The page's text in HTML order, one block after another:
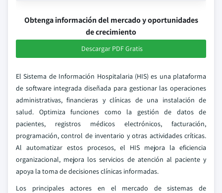
Obtenga información del mercado y oportunidades
de crecimiento
Descargar PDF Gratis
El Sistema de Información Hospitalaria (HIS) es una plataforma
de software integrada diseñada para gestionar las operaciones
administrativas, financieras y clínicas de una instalación de
salud. Optimiza funciones como la gestión de datos de
pacientes, registros médicos electrónicos, facturación,
programación, control de inventario y otras actividades críticas.
Al automatizar estos procesos, el HIS mejora la eficiencia
organizacional, mejora los servicios de atención al paciente y
apoya la toma de decisiones clínicas informadas.
Los principales actores en el mercado de sistemas de